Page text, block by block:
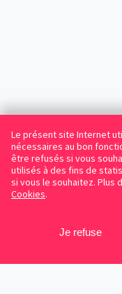
Le présent site Internet
nécessaires au bon
être refusés si vous
utilisés à des fins de
si vous le souhaitez. Plus
Cookies.
Je refuse